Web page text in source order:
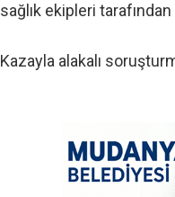
sağlık ekipleri tarafından
Kazayla alakalı